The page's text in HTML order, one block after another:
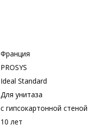
Франция
PROSYS
Ideal Standard
Для унитаза
с гипсокартонной стеной
10 лет